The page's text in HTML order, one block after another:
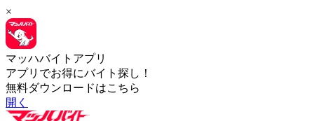
×
マッハバイトアプリ
アプリでお得にバイト探し！
無料ダウンロードはこちら
開く